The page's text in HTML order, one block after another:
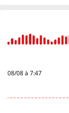
08/08 à 7:47